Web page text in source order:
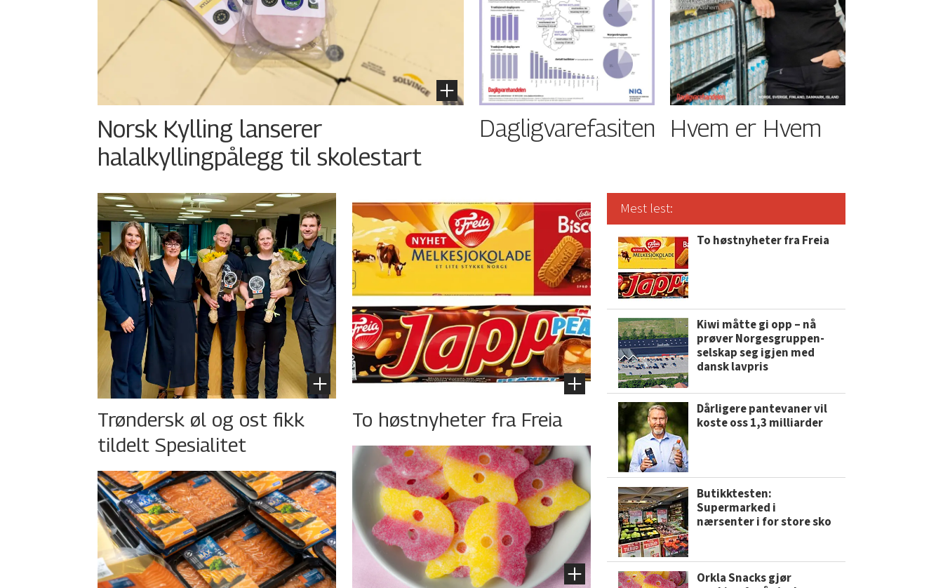
Norsk Kylling lanserer
halalkyllingpålegg til skolestart
Dagligvarefasiten Hvem er Hvem
Trøndersk øl og ost fikk
tildelt Spesialitet
To høstnyheter fra Freia
Mest lest:
To høstnyheter fra Freia
Kiwi måtte gi opp – nå
prøver Norgesgruppen-
selskap seg igjen med
dansk lavpris
Dårligere pantevaner vil
koste oss 1,3 milliarder
Butikktesten:
Supermarked i
nærsenter i for store sko
Orkla Snacks gjør